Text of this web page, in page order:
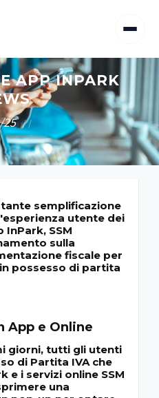
APP INPARK
//
semplificazione
utente dei
InPark, SSM
sulla
fiscale per
possesso di partita
App e Online
giorni, tutti gli utenti
di Partita IVA che
e i servizi online SSM
una